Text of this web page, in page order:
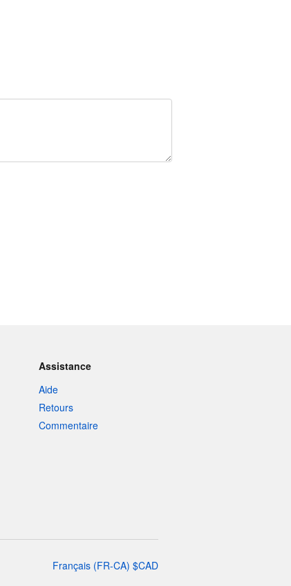
Assistance
Aide
Retours
Commentaire
Français (FR-CA) $CAD